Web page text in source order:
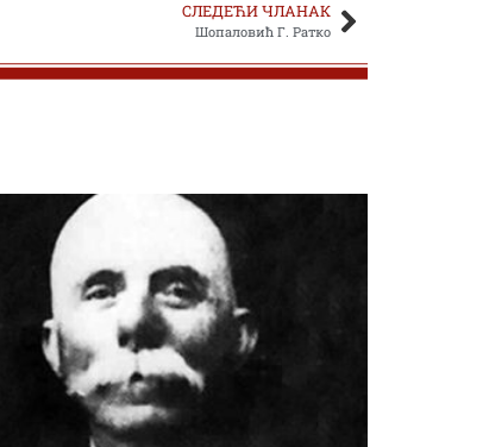
СЛЕДЕЋИ ЧЛАНАК
Шопаловић Г. Ратко